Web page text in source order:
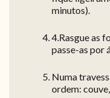
minutos).
4.Rasgue as
passe-as por
Numa
ordem: